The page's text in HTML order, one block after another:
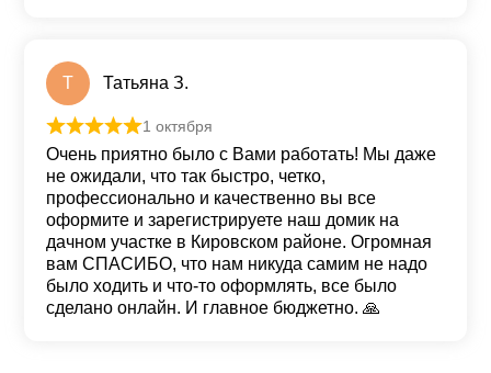
Т Татьяна З.
Оценка 5из 5
1 октября
Очень приятно было с Вами работать! Мы даже
не ожидали, что так быстро, четко,
профессионально и качественно вы все
оформите и зарегистрируете наш домик на
дачном участке в Кировском районе. Огромная
вам СПАСИБО, что нам никуда самим не надо
было ходить и что-то оформлять, все было
сделано онлайн. И главное бюджетно. 🙏